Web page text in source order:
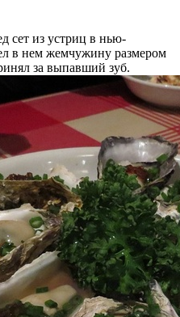
сет из устриц в нью-
в нем жемчужину размером
за выпавший зуб.